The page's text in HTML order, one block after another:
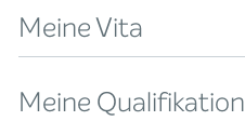
Meine Vita
Meine Qualifikation